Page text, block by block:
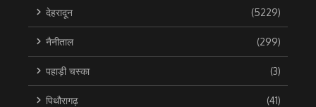
देहरादून (5229)
नैनीताल (299)
पहाड़ी चस्का (3)
पिथौरागढ़ (41)